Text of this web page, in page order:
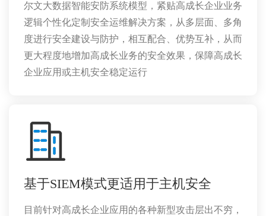
尔文大数据智能安防系统模型，紧贴高成长企业业务
逻辑个性化定制安全运维解决方案，从多层面、多角
度进行安全建设与防护，相互配合、优势互补，从而
更大程度地增加高成长业务的安全效果，保障高成长
企业应用或主机安全稳定运行
基于SIEM模式更适用于主机安全
目前针对高成长企业应用的各种新型攻击层出不穷，